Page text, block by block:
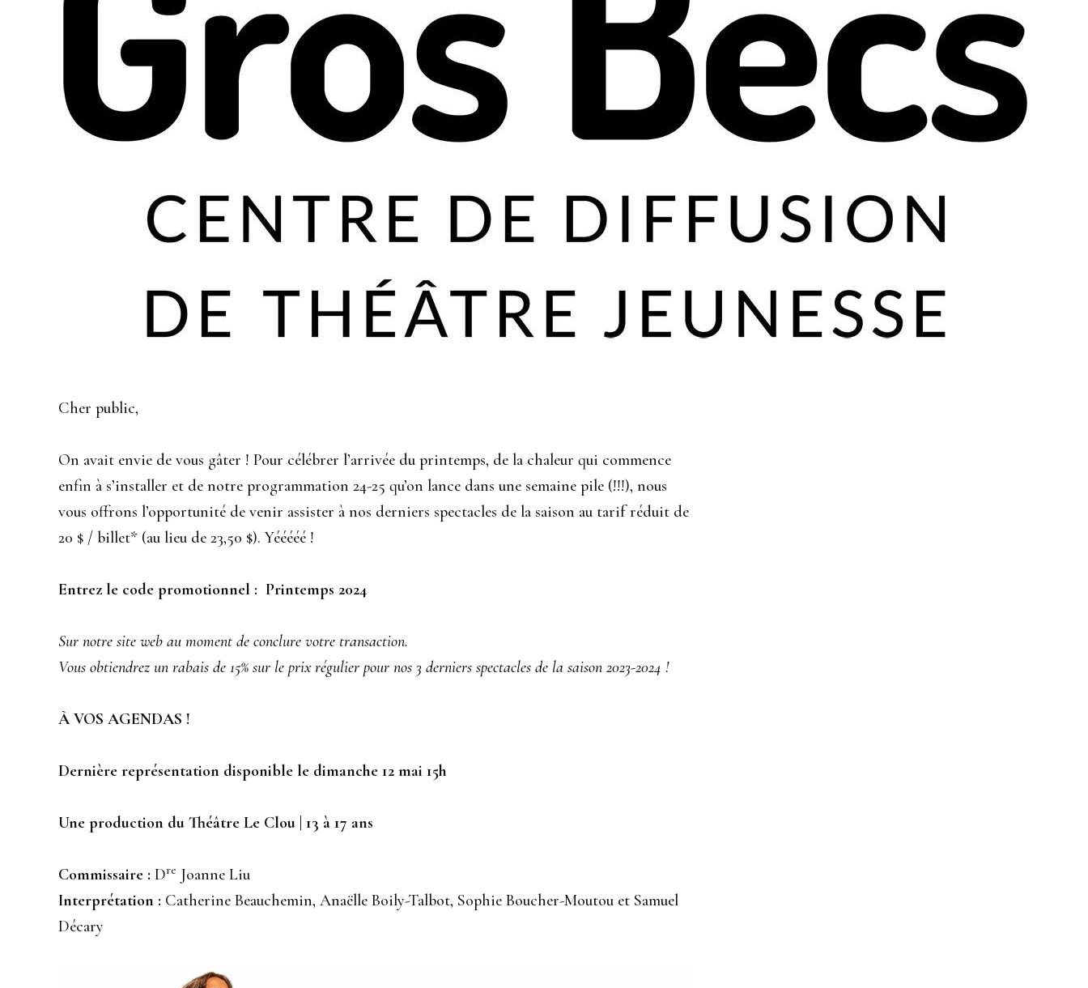
Cher public,
On avait envie de vous gâter ! Pour célébrer l’arrivée du printemps, de la chaleur qui commence
enfin à s’installer et de notre programmation 24-25 qu’on lance dans une semaine pile (!!!), nous
vous offrons l’opportunité de venir assister à nos derniers spectacles de la saison au tarif réduit de
20 $ / billet* (au lieu de 23,50 $). Yééééé !
Entrez le code promotionnel : Printemps 2024
Sur notre site web au moment de conclure votre transaction.
Vous obtiendrez un rabais de 15% sur le prix régulier pour nos 3 derniers spectacles de la saison 2023-2024 !
À VOS AGENDAS !
Dernière représentation disponible le dimanche 12 mai 15h
Une production du Théâtre Le Clou | 13 à 17 ans
Commissaire : Dre Joanne Liu
Interprétation : Catherine Beauchemin, Anaëlle Boily-Talbot, Sophie Boucher-Moutou et Samuel
Décary